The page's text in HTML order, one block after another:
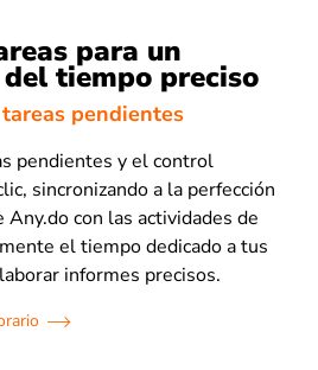
para un
tiempo preciso
pendientes
pendientes y el control
sincronizando a la perfección
con las actividades de
el tiempo dedicado a tus
informes precisos.